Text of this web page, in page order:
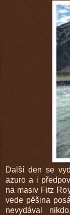
Další den se
azuro a i
na masiv Fitz
vede pěšina
nevydával